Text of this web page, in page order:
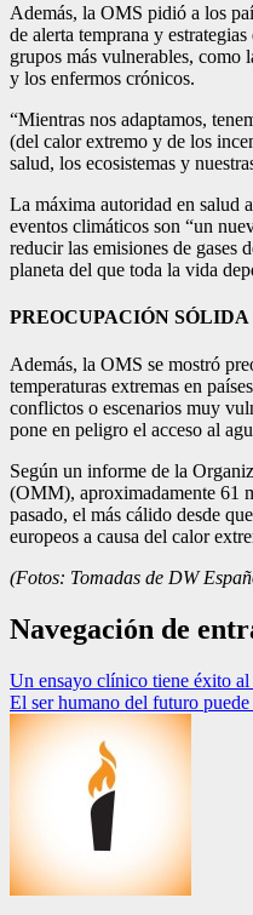
Además, la OMS pidió a los
de alerta temprana y
grupos más vulnerables, como
y los enfermos crónicos.
“Mientras nos adaptamos,
(del calor extremo y de los
salud, los ecosistemas y
La máxima autoridad en salud
eventos climáticos son “un
reducir las emisiones de gases
planeta del que toda la vida
PREOCUPACIÓN SÓLIDA
Además, la OMS se mostró
temperaturas extremas en
conflictos o escenarios muy
pone en peligro el acceso al
Según un informe de la
(OMM), aproximadamente 61
pasado, el más cálido desde
europeos a causa del calor
(Fotos: Tomadas de DW
Navegación de
Un ensayo clínico tiene éxito
El ser humano del futuro